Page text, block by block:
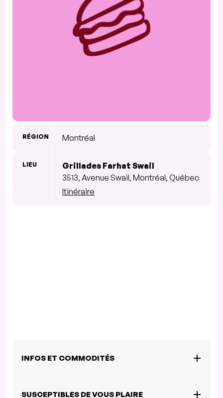
RÉGION Montréal
LIEU
Grillades Farhat Swail
3513, Avenue Swail, Montréal, Québec
Itinéraire
INFOS ET COMMODITÉS
SUSCEPTIBLES DE VOUS PLAIRE